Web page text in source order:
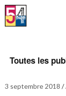
Toutes les
3 septembre 2018